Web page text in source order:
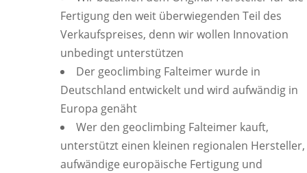
Fertigung den weit überwiegenden Teil des
Verkaufspreises, denn wir wollen Innovation
unbedingt unterstützen
Der geoclimbing Falteimer wurde in
Deutschland entwickelt und wird aufwändig in
Europa genäht
Wer den geoclimbing Falteimer kauft,
unterstützt einen kleinen regionalen Hersteller,
aufwändige europäische Fertigung und